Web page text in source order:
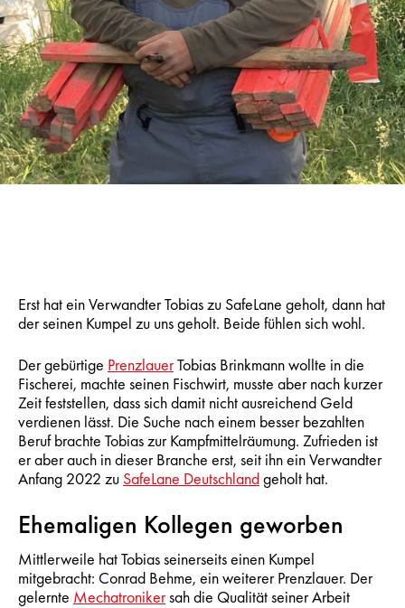
Erst hat ein Verwandter Tobias zu SafeLane geholt, dann hat
der seinen Kumpel zu uns geholt. Beide fühlen sich wohl.
Der gebürtige PrenzlauerTobias Brinkmann wollte in die
Fischerei, machte seinen Fischwirt, musste aber nach kurzer
Zeit feststellen, dass sich damit nicht ausreichend Geld
verdienen lässt. Die Suche nach einem besser bezahlten
Beruf brachte Tobias zur Kampfmittelräumung. Zufrieden ist
er aber auch in dieser Branche erst, seit ihn ein Verwandter
Anfang 2022 zu SafeLane Deutschlandgeholt hat.
Ehemaligen Kollegen geworben
Mittlerweile hat Tobias seinerseits einen Kumpel
mitgebracht: Conrad Behme, ein weiterer Prenzlauer. Der
gelernte Mechatronikersah die Qualität seiner Arbeit